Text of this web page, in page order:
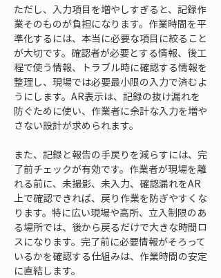
ただし、入力項目を増やしすぎると、記録作
業そのものが負担になります。作業時間を平
準化するには、本当に必要な項目に絞ること
が大切です。確認者が必要とする情報、後工
程で使う情報、トラブル時に確認する情報を
整理し、現場では必要最小限の入力で済むよ
うにします。AR表示は、記録の抜け漏れを
防ぐために使い、作業者に余計な入力を増や
さない設計が求められます。
また、記録と報告の手戻りを減らすには、完
了前チェックが有効です。作業者が現場を離
れる前に、未撮影、未入力、確認漏れをAR
上で確認できれば、戻り作業を防ぎやすくな
ります。特に広い現場や高所、立入制限のあ
る場所では、後から戻るだけで大きな時間ロ
スになります。完了前に必要情報がそろって
いるかを確認する仕組みは、作業時間の安定
に直結します。